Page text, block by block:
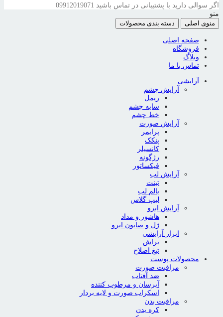
اگر سوالی دارید با پشتیبانی در تماس باشید 09912019071
منو
منوی اصلی
دسته بندی محصولات
صفحه اصلی
فروشگاه
وبلاگ
تماس با ما
آرایشی
آرایش چشم
ریمل
سایه چشم
خط چشم
آرایش صورت
پرایمر
پنکک
کانسیلر
رژگونه
فیکساتور
آرایش لب
تینت
بالم لب
لیپ گلاس
آرایش ابرو
هاشور و مداد
ژل و صابون ابرو
ابزار آرایشی
براش
تیغ اصلاح
محصولات پوست
مراقبت صورت
ضد آفتاب
آبرسان و مرطوب کننده
اسکراب صورت و لایه بردار
مراقبت بدن
کره بدن